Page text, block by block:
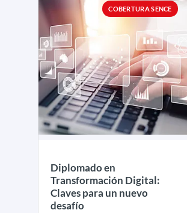
COBERTURA SENCE
Diplomado en
Transformación Digital:
Claves para un nuevo
desafío